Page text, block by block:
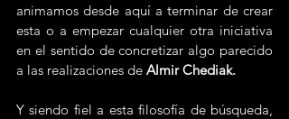
animamos desde aquí a terminar de crear
esta o a empezar cualquier otra iniciativa
en el sentido de concretizar algo parecido
a las realizaciones de Almir Chediak.
Y siendo fiel a esta filosofía de búsqueda,